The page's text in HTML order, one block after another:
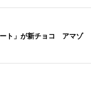
ト」が新チョコ アマゾ